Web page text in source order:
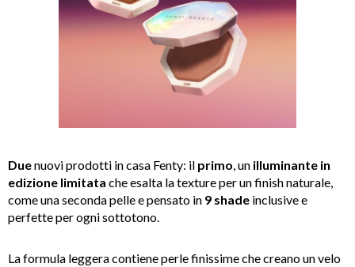
Duenuovi prodotti in casa Fenty: il primo, un illuminante in
edizione limitata che esalta la texture per un finish naturale,
come una seconda pelle e pensato in 9 shade inclusive e
perfette per ogni sottotono.
La formula leggera contiene perle finissime che creano un velo